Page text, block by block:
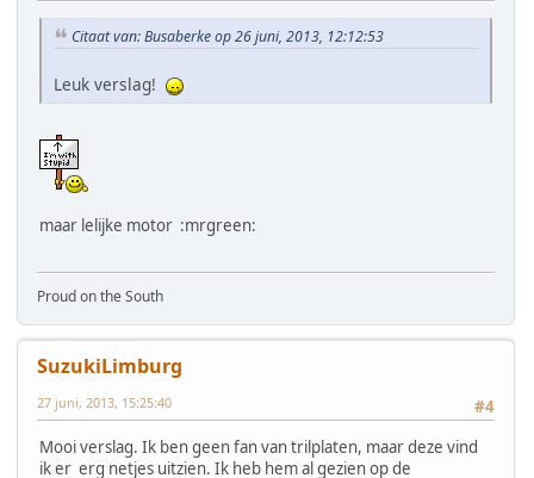
Citaat van: Busaberke op 26 juni, 2013, 12:12:53
Leuk verslag!
maar lelijke motor :mrgreen:
Proud on the South
SuzukiLimburg
#4
27 juni, 2013, 15:25:40
Mooi verslag. Ik ben geen fan van trilplaten, maar deze vind
ik er erg netjes uitzien. Ik heb hem al gezien op de